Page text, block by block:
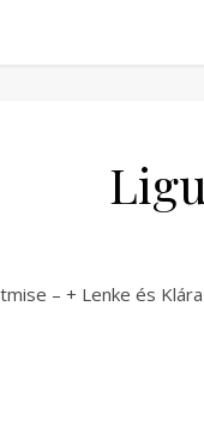
– + Lenke és Klára